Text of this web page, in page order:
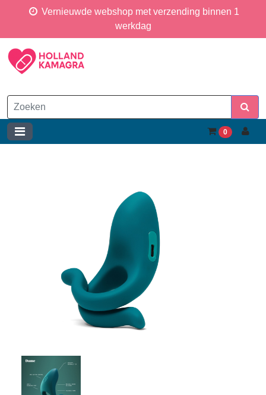
Vernieuwde webshop met verzending binnen 1
werkdag
0